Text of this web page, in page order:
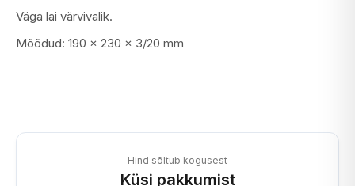
Väga lai värvivalik.
Mõõdud: 190 x 230 x 3/20 mm
Hind sõltub kogusest
Küsi pakkumist